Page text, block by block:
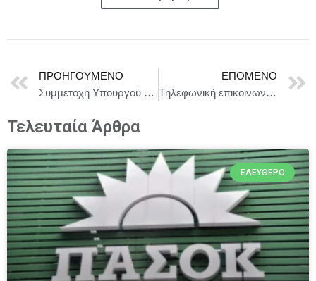
ΠΡΟΗΓΟΎΜΕΝΟ
Συμμετοχή Υπουργού Εξωτερικών, Γιώργου Γεραπετρίτη, σε έκτακτη συνάντηση των Υπουργών Εξωτερικών της Ευρωπαϊκής Ένωσης
ΕΠΌΜΕΝΟ
Tηλεφωνική επικοινωνία του Πρωθυπουργού Κυριάκου Μητσοτάκη με τον Πρίγκιπα Διάδοχο της Σαουδικής Αραβίας Mohammed bin Salman bin Abdulaziz Al Saud
Τελευταία Άρθρα
ΕΛΕΎΘΕΡΟ